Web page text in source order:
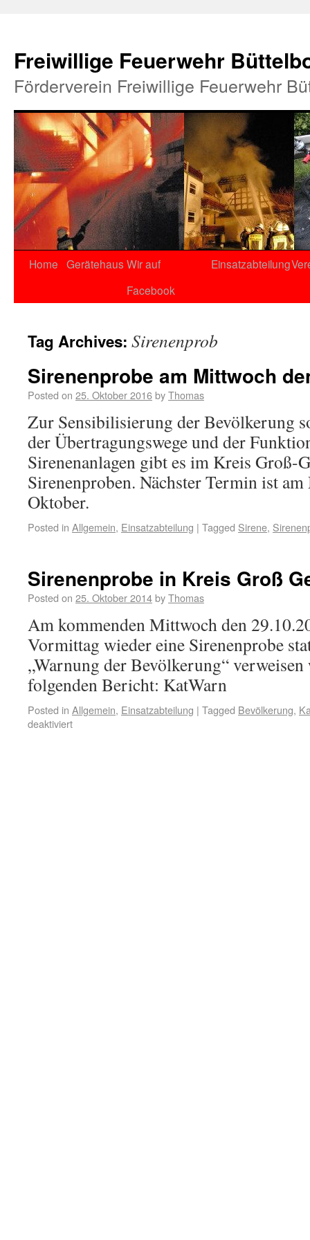
Freiwillige Feuerwehr
Förderverein Freiwillige Feuerwehr
Home Gerätehaus Wir auf
Facebook
Einsatzabteilung
Tag Archives: Sirenenprob
Sirenenprobe am Mittwoch
Posted on 25. Oktober 2016byThomas
Zur Sensibilisierung der Bevölkerung
der Übertragungswege und der
Sirenenanlagen gibt es im Kreis Groß-
Sirenenproben. Nächster Termin ist
Oktober.
Posted in Allgemein, Einsatzabteilung | Tagged Sirene,
Sirenenprobe in Kreis Groß
Posted on 25. Oktober 2014byThomas
Am kommenden Mittwoch den
Vormittag wieder eine Sirenenprobe
„Warnung der Bevölkerung“
folgenden Bericht: KatWarn
Posted in Allgemein, Einsatzabteilung | Tagged Bevölkerung,
deaktiviert